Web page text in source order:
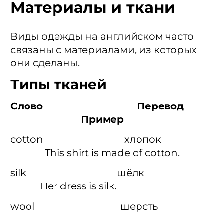
Материалы и ткани
Виды одежды на английском часто
связаны с материалами, из которых
они сделаны.
Типы тканей
Слово Перевод
Пример
cotton хлопок
This shirt is made of cotton.
silk шёлк
Her dress is silk.
wool шерсть